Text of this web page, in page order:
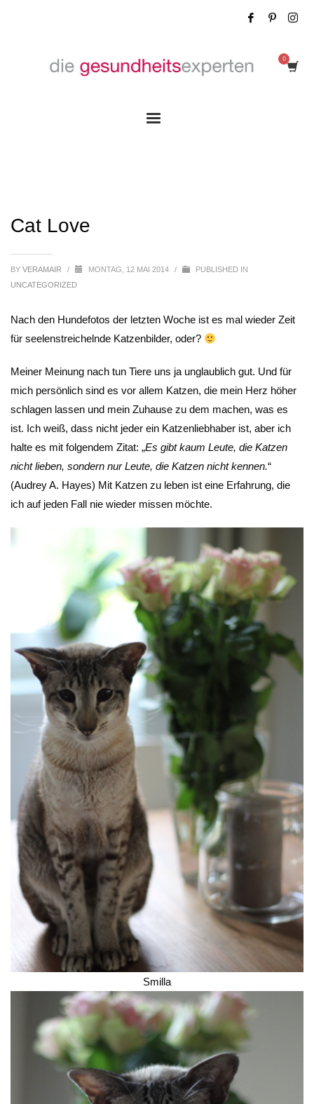
Cat Love
BY VERAMAIR / MONTAG, 12 MAI 2014 /
PUBLISHED IN
UNCATEGORIZED
Nach den Hundefotos der letzten Woche ist es mal wieder Zeit
für seelenstreichelnde Katzenbilder, oder?
Meiner Meinung nach tun Tiere uns ja unglaublich gut. Und für
mich persönlich sind es vor allem Katzen, die mein Herz höher
schlagen lassen und mein Zuhause zu dem machen, was es
ist. Ich weiß, dass nicht jeder ein Katzenliebhaber ist, aber ich
halte es mit folgendem Zitat: „Es gibt kaum Leute, die Katzen
nicht lieben, sondern nur Leute, die Katzen nicht kennen.“
(Audrey A. Hayes) Mit Katzen zu leben ist eine Erfahrung, die
ich auf jeden Fall nie wieder missen möchte.
Smilla